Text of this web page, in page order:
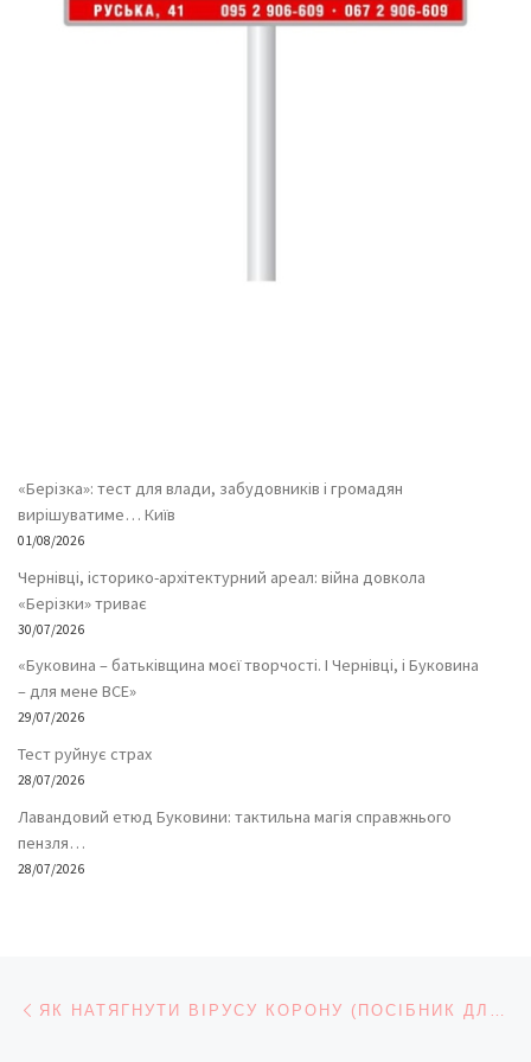
«Берізка»: тест для влади, забудовників і громадян
вирішуватиме… Київ
01/08/2026
Чернівці, історико-архітектурний ареал: війна довкола
«Берізки» триває
30/07/2026
«Буковина – батьківщина моєї творчості. І Чернівці, і Буковина
– для мене ВСЕ»
29/07/2026
Тест руйнує страх
28/07/2026
Лавандовий етюд Буковини: тактильна магія справжнього
пензля…
28/07/2026
Навігація записів